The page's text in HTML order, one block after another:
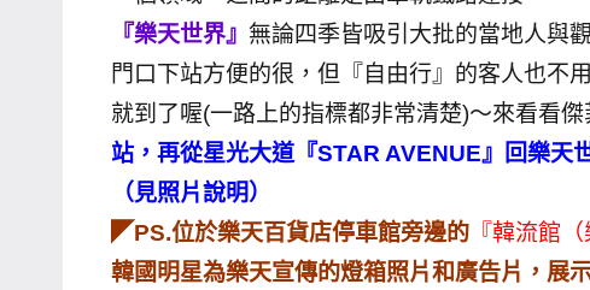
持、
吳
哥
泰
國
旅
遊
『樂天世界』 無論四季皆吸引大批的當地人與
門口下站方便的很，但『自由行』的客人也不
就到了喔(一路上的指標都非常清楚)～來看看傑
站，再從星光大道『STAR AVENUE』回樂天
（見照片說明）
◤PS.位於樂天百貨店停車館旁邊的 『韓流館
韓國明星為樂天宣傳的燈箱照片和廣告片，展